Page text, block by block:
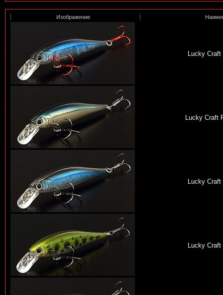
Изображение
Lucky Craft
Lucky Craft
Lucky Craft
Lucky Craft